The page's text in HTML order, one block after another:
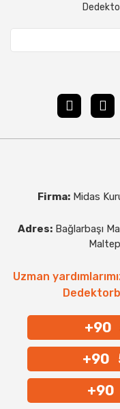
Firma: Midas
Adres: Bağlarbaşı
Uzman
+90
+90
+90